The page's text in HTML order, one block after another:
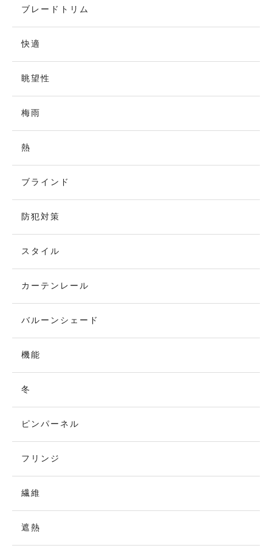
ブレードトリム
快適
眺望性
梅雨
熱
ブラインド
防犯対策
スタイル
カーテンレール
バルーンシェード
機能
冬
ピンパーネル
フリンジ
繊維
遮熱